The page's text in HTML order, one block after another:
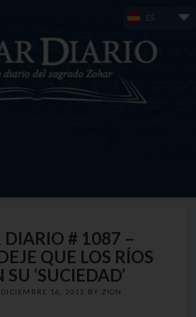
ES
DIARIO # 1087 –
QUE LOS RÍOS
SU ‘SUCIEDAD’
DICIEMBRE 16, 2012 BY ZION